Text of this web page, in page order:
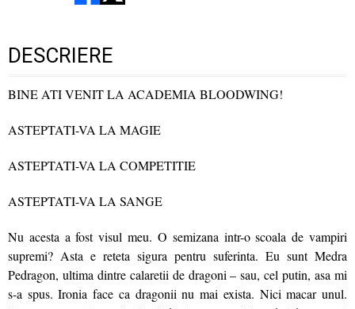
DESCRIERE
BINE ATI VENIT LA ACADEMIA BLOODWING!
ASTEPTATI-VA LA MAGIE
ASTEPTATI-VA LA COMPETITIE
ASTEPTATI-VA LA SANGE
Nu acesta a fost visul meu. O semizana intr-o scoala de vampiri
supremi? Asta e reteta sigura pentru suferinta. Eu sunt Medra
Pedragon, ultima dintre calaretii de dragoni – sau, cel putin, asa mi
s-a spus. Ironia face ca dragonii nu mai exista. Nici macar unul.